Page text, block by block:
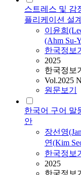
스트레스 및 감
플리케이션 설계
이윤희
(Ahm Su-
한국정보
2025
한국정보
Vol.2025
원문보기
한국어 구어 말
안
장선영
연(Kim
한국정보
2025